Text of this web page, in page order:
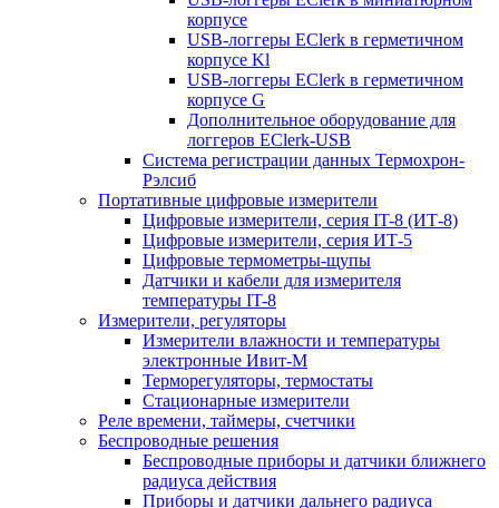
корпусе
USB-логгеры EClerk в герметичном
корпусе Kl
USB-логгеры EClerk в герметичном
корпусе G
Дополнительное оборудование для
логгеров EClerk-USB
Система регистрации данных Термохрон-
Рэлсиб
Портативные цифровые измерители
Цифровые измерители, серия IT-8 (ИТ-8)
Цифровые измерители, серия ИТ-5
Цифровые термометры-щупы
Датчики и кабели для измерителя
температуры IT-8
Измерители, регуляторы
Измерители влажности и температуры
электронные Ивит-М
Терморегуляторы, термостаты
Стационарные измерители
Реле времени, таймеры, счетчики
Беспроводные решения
Беспроводные приборы и датчики ближнего
радиуса действия
Приборы и датчики дальнего радиуса